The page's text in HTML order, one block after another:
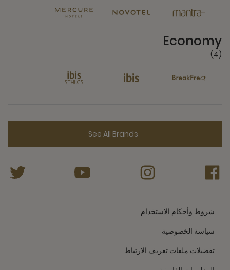
Economy
(4)
See All Brands
شروط وأحكام الاستخدام
سياسة الخصوصية
تفضيلات ملفات تعريف الارتباط